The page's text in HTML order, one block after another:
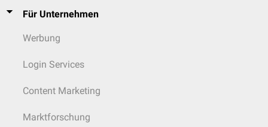
Für Unternehmen
Werbung
Login Services
Content Marketing
Marktforschung